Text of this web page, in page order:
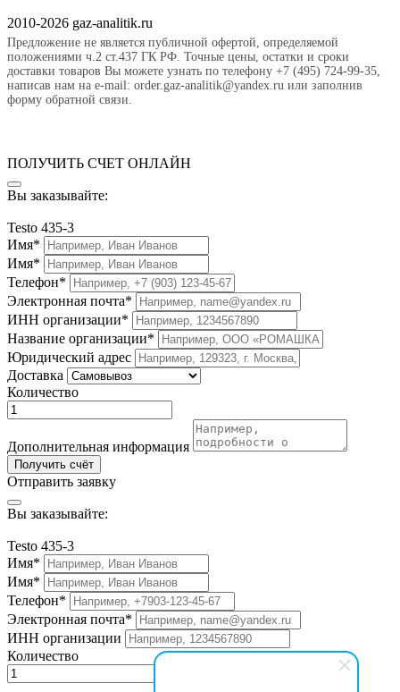
2010-2026 gaz-analitik.ru
Предложение не является публичной офертой, определяемой
положениями ч.2 ст.437 ГК РФ. Точные цены, остатки и сроки
доставки товаров Вы можете узнать по телефону +7 (495) 724-99-35,
написав нам на e-mail: order.gaz-analitik@yandex.ru или заполнив
форму обратной связи.
ПОЛУЧИТЬ СЧЕТ ОНЛАЙН
Вы заказывайте:
Testo 435-3
Имя*
Имя*
Телефон*
Электронная почта*
ИНН организации*
Название организации*
Юридический адрес
Доставка
Количество
Дополнительная информация
Получить счёт
Отправить заявку
Вы заказывайте:
Testo 435-3
Имя*
Имя*
Телефон*
Электронная почта*
ИНН организации
Количество